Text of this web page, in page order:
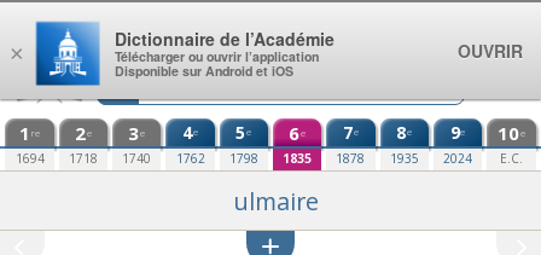
Aller au contenu
1 re
1694
2e
1718
3e
1740
4e
1762
5e
1798
6e
1835
7e
1878
8e
1935
9e
2024
10e
E.C.
ulmaire
×
Dictionnaire de l’Académie
Télécharger ou ouvrir l’application
Disponible sur Android et iOS
OUVRIR